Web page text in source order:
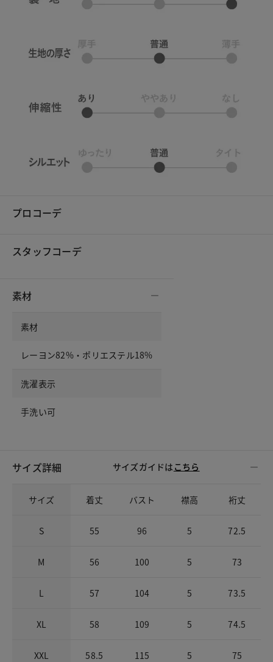
プロコーデ
スタッフコーデ
素材
素材
レーヨン82%・ポリエステル18%
洗濯表示
手洗い可
サイズ詳細 サイズガイドは こちら
サイズ 着丈 バスト 襟高 裄丈
S 55 96 5 72.5
M 56 100 5 73
L 57 104 5 73.5
XL 58 109 5 74.5
XXL 58.5 115 5 75